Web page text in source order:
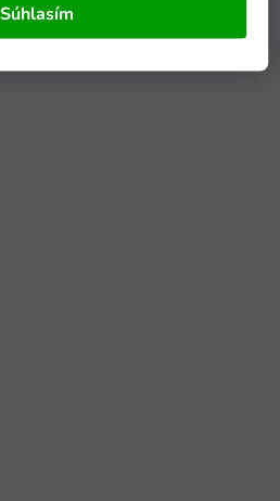
Súhlasím